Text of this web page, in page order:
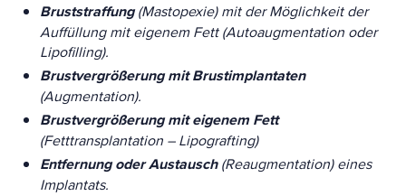
Bruststraffung(Mastopexie) mit der Möglichkeit der
Auffüllung mit eigenem Fett (Autoaugmentation oder
Lipofilling).
Brustvergrößerung mit Brustimplantaten
(Augmentation).
Brustvergrößerung mit eigenem Fett
(Fetttransplantation – Lipografting)
Entfernung oder Austausch(Reaugmentation) eines
Implantats.